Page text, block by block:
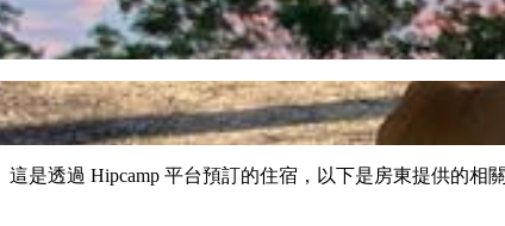
這是透過 Hipcamp 平台預訂的住宿，以下是房東提供的相關